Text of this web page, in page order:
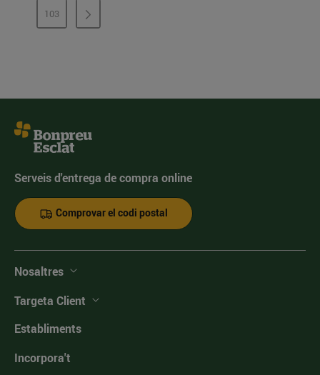
PÀGINA
103
Serveis d'entrega de compra online
Comprovar el codi postal
Nosaltres
Targeta Client
Establiments
Incorpora't